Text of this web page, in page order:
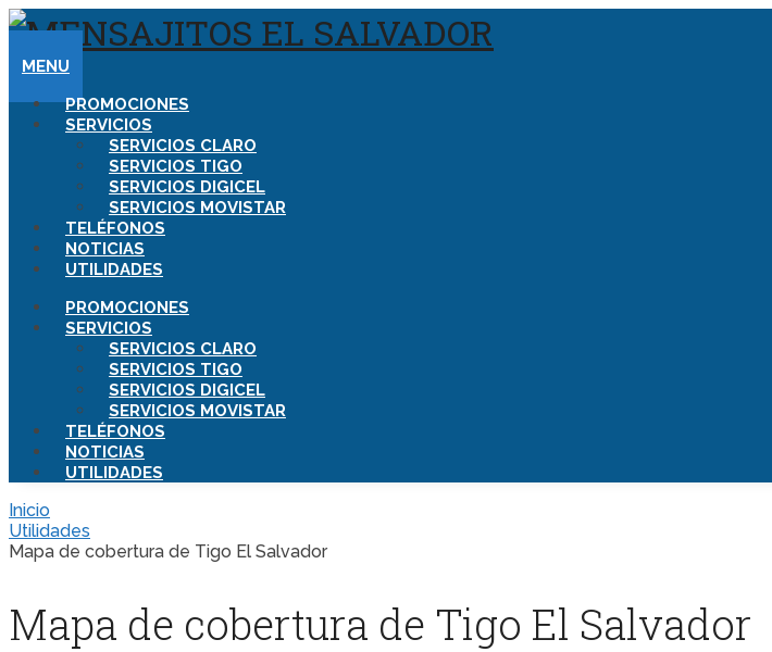
MENU
PROMOCIONES
SERVICIOS
SERVICIOS CLARO
SERVICIOS TIGO
SERVICIOS DIGICEL
SERVICIOS MOVISTAR
TELÉFONOS
NOTICIAS
UTILIDADES
PROMOCIONES
SERVICIOS
SERVICIOS CLARO
SERVICIOS TIGO
SERVICIOS DIGICEL
SERVICIOS MOVISTAR
TELÉFONOS
NOTICIAS
UTILIDADES
Inicio
Utilidades
Mapa de cobertura de Tigo El Salvador
Mapa de cobertura de Tigo El Salvador